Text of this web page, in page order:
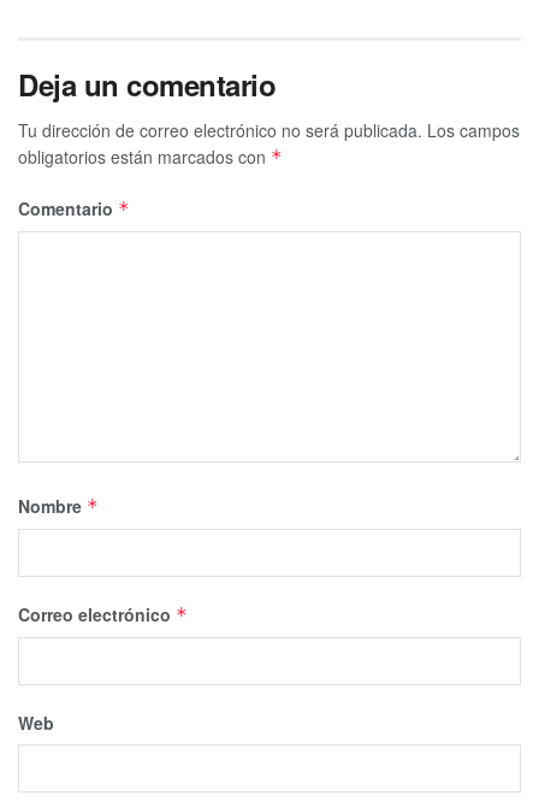
Deja un comentario
Tu dirección de correo electrónico no será publicada. Los campos
obligatorios están marcados con *
Comentario *
Nombre *
Correo electrónico *
Web